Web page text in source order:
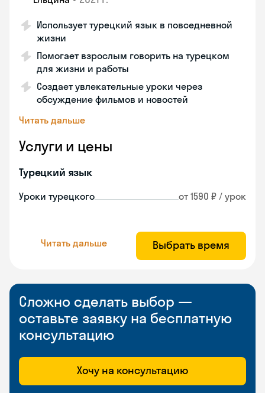
Использует турецкий язык в повседневной
жизни
Помогает взрослым говорить на турецком
для жизни и работы
Создает увлекательные уроки через
обсуждение фильмов и новостей
Читать дальше
Услуги и цены
Турецкий язык
Уроки турецкого от 1590 ₽ / урок
Читать дальше Выбрать время
Сложно сделать выбор —
оставьте заявку на бесплатную
консультацию
Хочу на консультацию